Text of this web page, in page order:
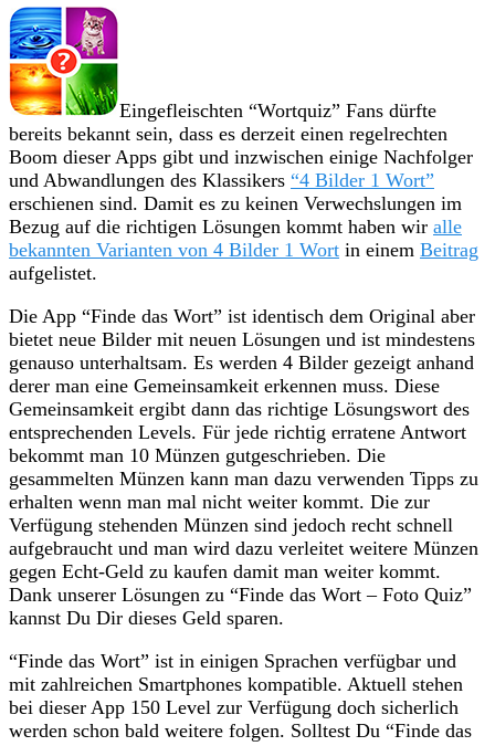
Eingefleischten “Wortquiz” Fans dürfte
bereits bekannt sein, dass es derzeit einen regelrechten
Boom dieser Apps gibt und inzwischen einige Nachfolger
und Abwandlungen des Klassikers “4 Bilder 1 Wort”
erschienen sind. Damit es zu keinen Verwechslungen im
Bezug auf die richtigen Lösungen kommt haben wir alle
bekannten Varianten von 4 Bilder 1 Wort in einem Beitrag
aufgelistet.
Die App “Finde das Wort” ist identisch dem Original aber
bietet neue Bilder mit neuen Lösungen und ist mindestens
genauso unterhaltsam. Es werden 4 Bilder gezeigt anhand
derer man eine Gemeinsamkeit erkennen muss. Diese
Gemeinsamkeit ergibt dann das richtige Lösungswort des
entsprechenden Levels. Für jede richtig erratene Antwort
bekommt man 10 Münzen gutgeschrieben. Die
gesammelten Münzen kann man dazu verwenden Tipps zu
erhalten wenn man mal nicht weiter kommt. Die zur
Verfügung stehenden Münzen sind jedoch recht schnell
aufgebraucht und man wird dazu verleitet weitere Münzen
gegen Echt-Geld zu kaufen damit man weiter kommt.
Dank unserer Lösungen zu “Finde das Wort – Foto Quiz”
kannst Du Dir dieses Geld sparen.
“Finde das Wort” ist in einigen Sprachen verfügbar und
mit zahlreichen Smartphones kompatible. Aktuell stehen
bei dieser App 150 Level zur Verfügung doch sicherlich
werden schon bald weitere folgen. Solltest Du “Finde das